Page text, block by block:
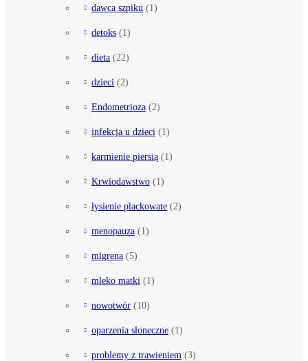
dawca szpiku (1)
detoks (1)
dieta (22)
dzieci (2)
Endometrioza (2)
infekcja u dzieci (1)
karmienie piersią (1)
Krwiodawstwo (1)
łysienie plackowate (2)
menopauza (1)
migrena (5)
mleko matki (1)
nowotwór (10)
oparzenia słoneczne (1)
problemy z trawieniem (3)